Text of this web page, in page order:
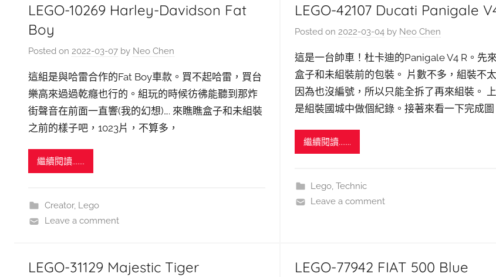
LEGO-10269 Harley-Davidson Fat
Boy
Posted on 2022-03-07 by Neo Chen
這組是與哈雷合作的Fat Boy車款。買不起哈雷，買台
樂高來過過乾癮也行的。組玩的時候彷彿能聽到那炸
街聲音在前面一直響(我的幻想)…. 來瞧瞧盒子和未組裝
之前的樣子吧，1023片，不算多，
繼續閱讀.......
Creator, Lego
Leave a comment
LEGO-42107 Ducati Panigale
Posted on 2022-03-04by Neo Chen
這是一台帥車！杜卡迪的Panigale V4 R。先
盒子和未組裝前的包裝。 片數不多，組裝不
因為也沒編號，所以只能全拆了再來組裝。
是組裝國城中做個紀錄。接著來看一下完成圖
繼續閱讀.......
Lego,Technic
Leave a comment
LEGO-31129 Majestic Tiger LEGO-77942 FIAT 500 Blue